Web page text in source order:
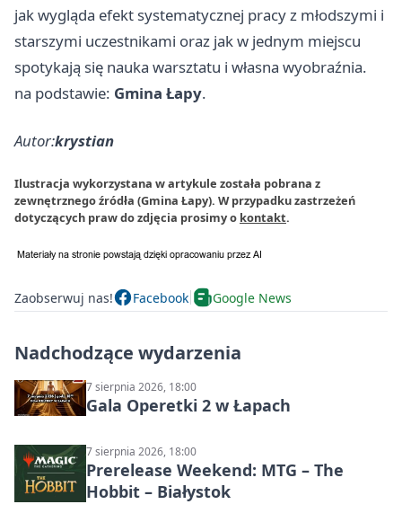
jak wygląda efekt systematycznej pracy z młodszymi i
starszymi uczestnikami oraz jak w jednym miejscu
spotykają się nauka warsztatu i własna wyobraźnia.
na podstawie: Gmina Łapy.
Autor:krystian
Ilustracja wykorzystana w artykule została pobrana z
zewnętrznego źródła (Gmina Łapy). W przypadku zastrzeżeń
dotyczących praw do zdjęcia prosimy o kontakt.
Zaobserwuj nas! Facebook Google News
Nadchodzące wydarzenia
7 sierpnia 2026, 18:00
Gala Operetki 2 w Łapach
7 sierpnia 2026, 18:00
Prerelease Weekend: MTG – The
Hobbit – Białystok